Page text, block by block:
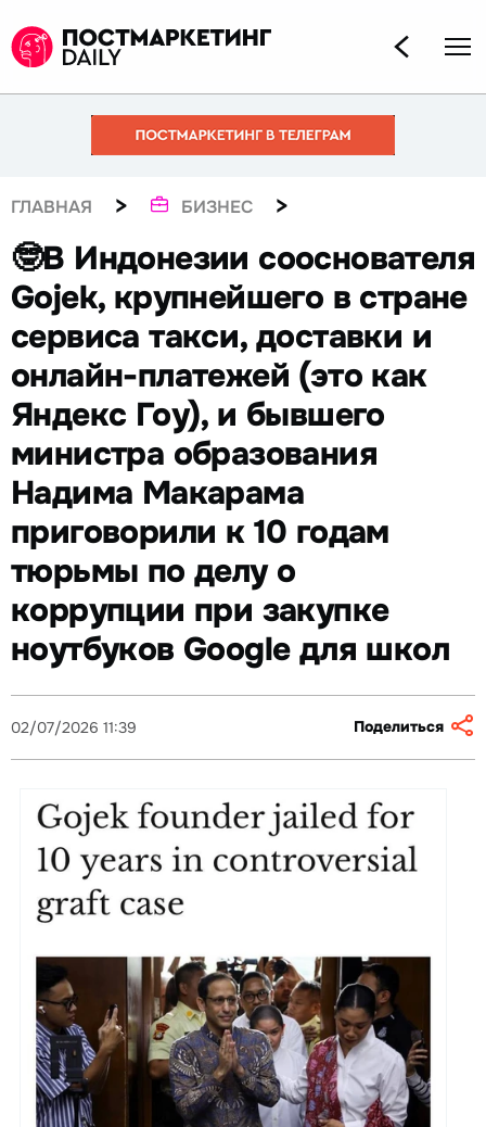
ГЛАВНАЯ > БИЗНЕС >
🤓В Индонезии сооснователя
Gojek, крупнейшего в стране
сервиса такси, доставки и
онлайн-платежей (это как
Яндекс Гоу), и бывшего
министра образования
Надима Макарама
приговорили к 10 годам
тюрьмы по делу о
коррупции при закупке
ноутбуков Google для школ
02/07/2026 11:39 Поделиться